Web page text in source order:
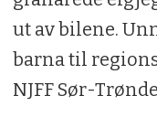
ut av bilene.
barna til
NJFF Sør-